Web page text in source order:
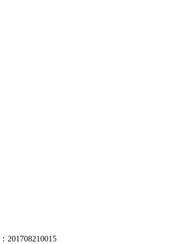
201708210015